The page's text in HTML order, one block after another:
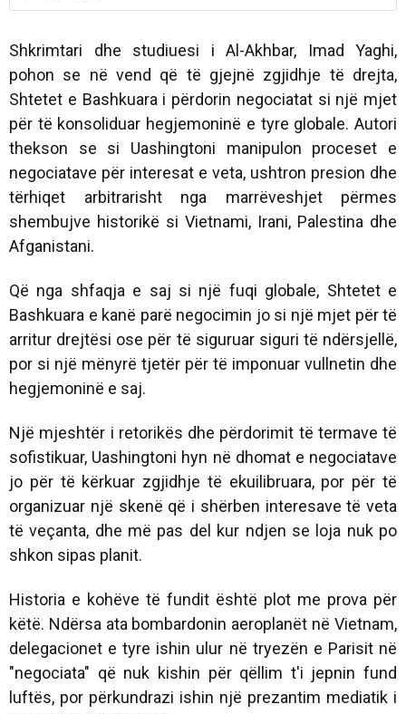
Shkrimtari dhe studiuesi i Al-Akhbar, Imad Yaghi,
pohon se në vend që të gjejnë zgjidhje të drejta,
Shtetet e Bashkuara i përdorin negociatat si një mjet
për të konsoliduar hegjemoninë e tyre globale. Autori
thekson se si Uashingtoni manipulon proceset e
negociatave për interesat e veta, ushtron presion dhe
tërhiqet arbitrarisht nga marrëveshjet përmes
shembujve historikë si Vietnami, Irani, Palestina dhe
Afganistani.
Që nga shfaqja e saj si një fuqi globale, Shtetet e
Bashkuara e kanë parë negocimin jo si një mjet për të
arritur drejtësi ose për të siguruar siguri të ndërsjellë,
por si një mënyrë tjetër për të imponuar vullnetin dhe
hegjemoninë e saj.
Një mjeshtër i retorikës dhe përdorimit të termave të
sofistikuar, Uashingtoni hyn në dhomat e negociatave
jo për të kërkuar zgjidhje të ekuilibruara, por për të
organizuar një skenë që i shërben interesave të veta
të veçanta, dhe më pas del kur ndjen se loja nuk po
shkon sipas planit.
Historia e kohëve të fundit është plot me prova për
këtë. Ndërsa ata bombardonin aeroplanët në Vietnam,
delegacionet e tyre ishin ulur në tryezën e Parisit në
"negociata" që nuk kishin për qëllim t'i jepnin fund
luftës, por përkundrazi ishin një prezantim mediatik i